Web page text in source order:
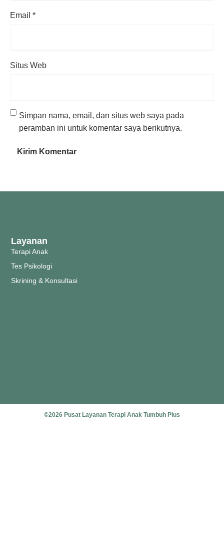
Email *
Situs Web
Simpan nama, email, dan situs web saya pada
peramban ini untuk komentar saya berikutnya.
Layanan
Terapi Anak
Tes Psikologi
Skrining & Konsultasi
©2026 Pusat Layanan Terapi Anak Tumbuh Plus